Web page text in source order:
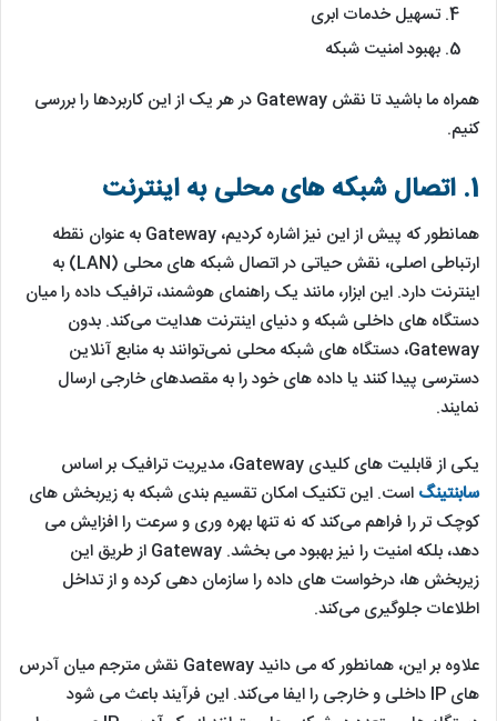
تسهیل خدمات ابری
بهبود امنیت شبکه
همراه ما باشید تا نقش Gateway در هر یک از این کاربردها را بررسی
کنیم.
1. اتصال شبکه ‌های محلی به اینترنت
همانطور که پیش از این نیز اشاره کردیم، Gateway به ‌عنوان نقطه
ارتباطی اصلی، نقش حیاتی در اتصال شبکه‌ های محلی (LAN) به
اینترنت دارد. این ابزار، مانند یک راهنمای هوشمند، ترافیک داده را میان
دستگاه‌ های داخلی شبکه و دنیای اینترنت هدایت می‌کند. بدون
Gateway، دستگاه‌ های شبکه محلی نمی‌توانند به منابع آنلاین
دسترسی پیدا کنند یا داده ‌های خود را به مقصدهای خارجی ارسال
نمایند.
یکی از قابلیت ‌های کلیدی Gateway، مدیریت ترافیک بر اساس
سابنتینگ است. این تکنیک امکان تقسیم ‌بندی شبکه به زیربخش‌ های
کوچک ‌تر را فراهم می‌کند که نه‌ تنها بهره ‌وری و سرعت را افزایش می
‌دهد، بلکه امنیت را نیز بهبود می ‌بخشد. Gateway از طریق این
زیربخش‌ ها، درخواست ‌های داده را سازمان ‌دهی کرده و از تداخل
اطلاعات جلوگیری می‌کند.
علاوه بر این، همانطور که می دانید Gateway نقش مترجم میان آدرس‌
های IP داخلی و خارجی را ایفا می‌کند. این فرآیند باعث می ‌شود